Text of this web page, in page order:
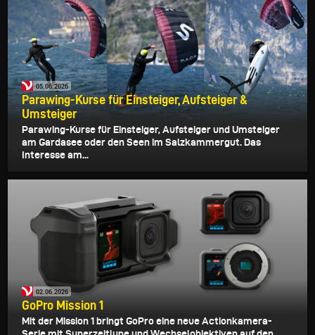
05.06.2026
Parawing-Kurse für Einsteiger, Aufsteiger &
Umsteiger
Parawing-Kurse für Einsteiger, Aufsteiger und Umsteiger
am Gardasee oder den Seen im Salzkammergut. Das
Interesse am...
02.06.2026
GoPro Mission 1
Mit der Mission 1 bringt GoPro eine neue Actionkamera-